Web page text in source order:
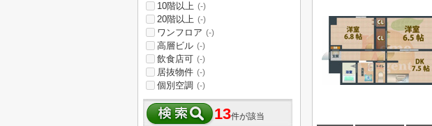
10階以上 (-)
20階以上 (-)
ワンフロア (-)
高層ビル (-)
飲食店可 (-)
居抜物件 (-)
個別空調 (-)
13件が該当